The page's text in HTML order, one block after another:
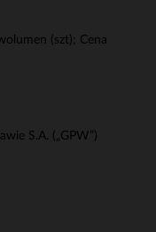
(szt); Cena
S.A. („GPW”)